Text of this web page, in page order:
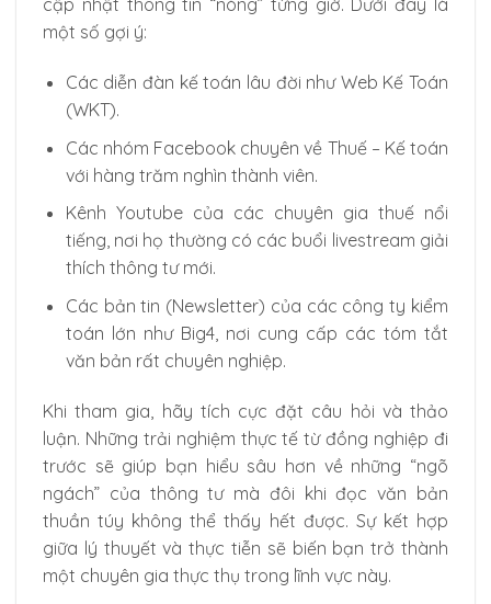
cập nhật thông tin “nóng” từng giờ. Dưới đây là
một số gợi ý:
Các diễn đàn kế toán lâu đời như Web Kế Toán
(WKT).
Các nhóm Facebook chuyên về Thuế – Kế toán
với hàng trăm nghìn thành viên.
Kênh Youtube của các chuyên gia thuế nổi
tiếng, nơi họ thường có các buổi livestream giải
thích thông tư mới.
Các bản tin (Newsletter) của các công ty kiểm
toán lớn như Big4, nơi cung cấp các tóm tắt
văn bản rất chuyên nghiệp.
Khi tham gia, hãy tích cực đặt câu hỏi và thảo
luận. Những trải nghiệm thực tế từ đồng nghiệp đi
trước sẽ giúp bạn hiểu sâu hơn về những “ngõ
ngách” của thông tư mà đôi khi đọc văn bản
thuần túy không thể thấy hết được. Sự kết hợp
giữa lý thuyết và thực tiễn sẽ biến bạn trở thành
một chuyên gia thực thụ trong lĩnh vực này.